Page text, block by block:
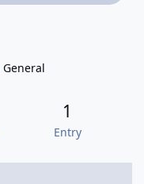
General
1
Entry